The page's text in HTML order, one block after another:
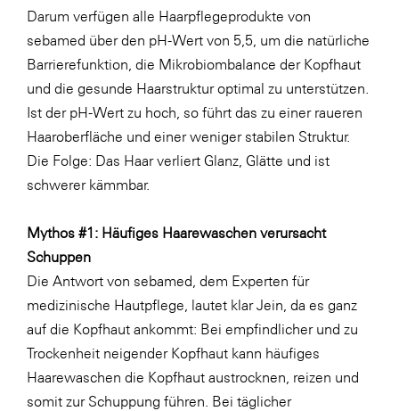
Lidl Österreich
Die Menü-Manufaktur
MTH Retail Group
OMV
OptimaMed
PAGRO
Primark
Salesforce
sebamed
SeneCura
SERVICE&MORE
SKINUANCE®
Darum verfügen alle Haarpflegeprodukte von
sebamed über den pH-Wert von 5,5, um die natürliche
Barrierefunktion, die Mikrobiombalance der Kopfhaut
und die gesunde Haarstruktur optimal zu unterstützen.
Ist der pH-Wert zu hoch, so führt das zu einer raueren
Haaroberfläche und einer weniger stabilen Struktur.
Die Folge: Das Haar verliert Glanz, Glätte und ist
schwerer kämmbar.
Mythos #1: Häufiges Haarewaschen verursacht
Schuppen
Die Antwort von sebamed, dem Experten für
medizinische Hautpflege, lautet klar Jein, da es ganz
auf die Kopfhaut ankommt: Bei empfindlicher und zu
Trockenheit neigender Kopfhaut kann häufiges
Haarewaschen die Kopfhaut austrocknen, reizen und
somit zur Schuppung führen. Bei täglicher